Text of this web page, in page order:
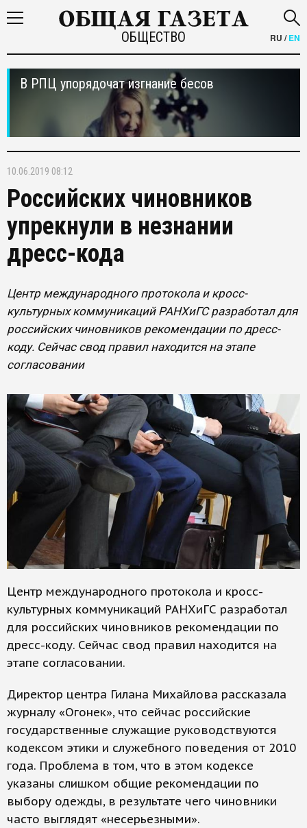
ОБЩЕСТВО RU /EN
В РПЦ упорядочат изгнание бесов
10.06.2019 08:12
Российских чиновников
упрекнули в незнании
дресс-кода
Центр международного протокола и кросс-
культурных коммуникаций РАНХиГС разработал для
российских чиновников рекомендации по дресс-
коду. Сейчас свод правил находится на этапе
согласовании
Центр международного протокола и кросс-
культурных коммуникаций РАНХиГС разработал
для российских чиновников рекомендации по
дресс-коду. Сейчас свод правил находится на
этапе согласовании.
Директор центра Гилана Михайлова рассказала
журналу «Огонек», что сейчас российские
государственные служащие руководствуются
кодексом этики и служебного поведения от 2010
года. Проблема в том, что в этом кодексе
указаны слишком общие рекомендации по
выбору одежды, в результате чего чиновники
часто выглядят «несерьезными».